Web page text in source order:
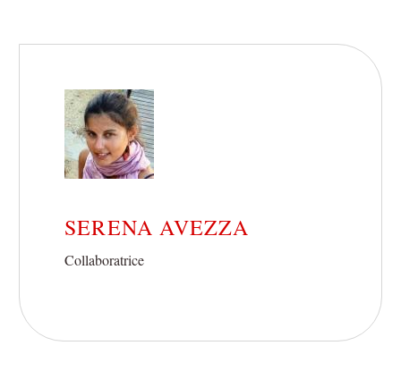
SERENA AVEZZA
Collaboratrice